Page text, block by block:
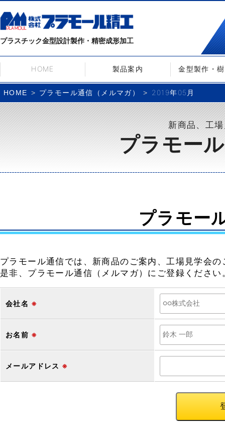
プラスチック金型設計製作・精密成形加工
HOME 製品案内 金型製作・
HOME プラモール通信（メルマガ） 2019年05月
新商品、工
プラモー
プラモー
プラモール通信では、新商品のご案内、工場見学会
是非、プラモール通信（メルマガ）にご登録ください
会社名 ※
お名前 ※
メールアドレス ※